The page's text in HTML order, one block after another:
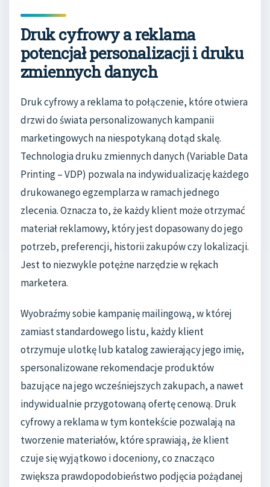
Druk cyfrowy a reklama
potencjał personalizacji i druku
zmiennych danych
Druk cyfrowy a reklama to połączenie, które otwiera
drzwi do świata personalizowanych kampanii
marketingowych na niespotykaną dotąd skalę.
Technologia druku zmiennych danych (Variable Data
Printing – VDP) pozwala na indywidualizację każdego
drukowanego egzemplarza w ramach jednego
zlecenia. Oznacza to, że każdy klient może otrzymać
materiał reklamowy, który jest dopasowany do jego
potrzeb, preferencji, historii zakupów czy lokalizacji.
Jest to niezwykle potężne narzędzie w rękach
marketera.
Wyobraźmy sobie kampanię mailingową, w której
zamiast standardowego listu, każdy klient
otrzymuje ulotkę lub katalog zawierający jego imię,
spersonalizowane rekomendacje produktów
bazujące na jego wcześniejszych zakupach, a nawet
indywidualnie przygotowaną ofertę cenową. Druk
cyfrowy a reklama w tym kontekście pozwalają na
tworzenie materiałów, które sprawiają, że klient
czuje się wyjątkowo i doceniony, co znacząco
zwiększa prawdopodobieństwo podjęcia pożądanej